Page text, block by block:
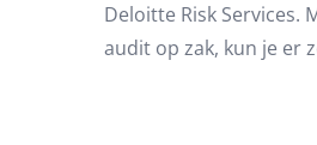
Deloitte Risk Services.
audit op zak, kun je er